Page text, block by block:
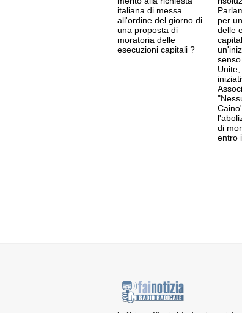
italiana di messa
all'ordine del giorno di
una proposta di
moratoria delle
esecuzioni capitali ?
per
delle
di
entro